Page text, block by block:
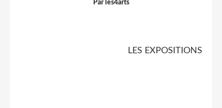
Par les4arts
LES EXPOSITIONS